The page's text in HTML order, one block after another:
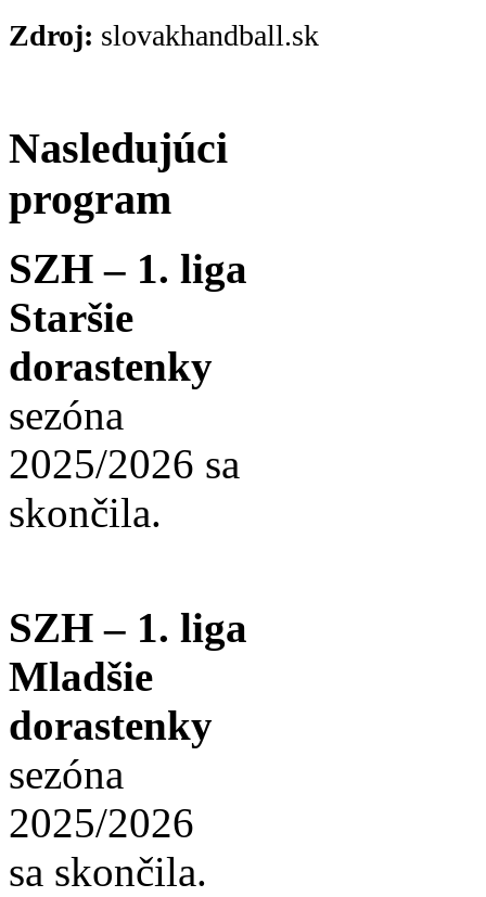
Zdroj: slovakhandball.sk
Nasledujúci
program
SZH – 1. liga
Staršie
dorastenky
sezóna
2025/2026 sa
skončila.
SZH – 1. liga
Mladšie
dorastenky
sezóna
2025/2026
sa skončila.